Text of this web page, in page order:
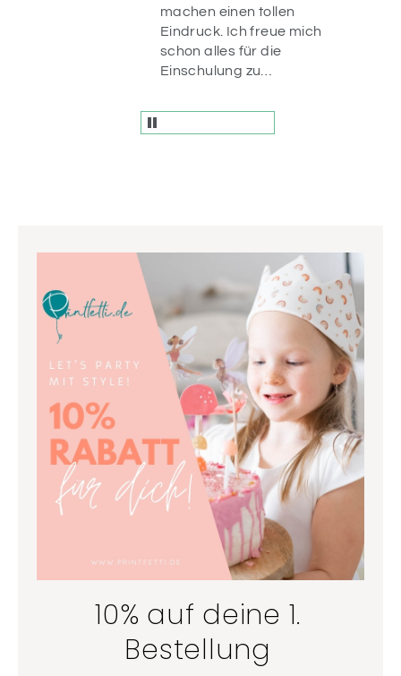
machen einen tollen
Eindruck. Ich freue mich
schon alles für die
Einschulung zu
10% auf deine 1.
Bestellung